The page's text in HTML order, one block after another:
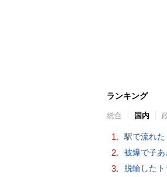
ランキング
総合 国内
1. 駅で流れ
2. 被爆で子
3. 脱輪した